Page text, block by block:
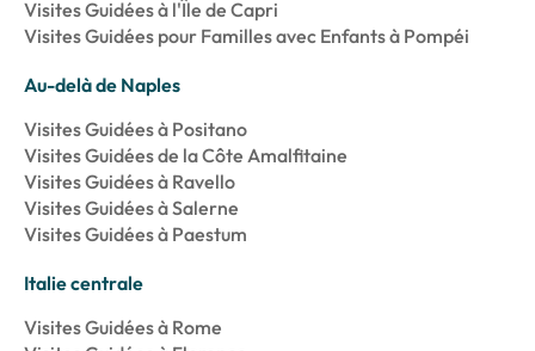
Visites Guidées à l'Île de Capri
Visites Guidées pour Familles avec Enfants à Pompéi
Au-delà de Naples
Visites Guidées à Positano
Visites Guidées de la Côte Amalfitaine
Visites Guidées à Ravello
Visites Guidées à Salerne
Visites Guidées à Paestum
Italie centrale
Visites Guidées à Rome